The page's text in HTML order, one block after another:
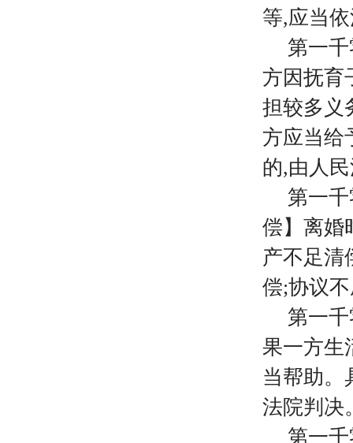
等,应当
第一
方因抚育
担较多义
方应当给
的,由人
第一
偿】离婚
产不足清
偿;协议
第一
果一方生
当帮助。
法院判决
第一